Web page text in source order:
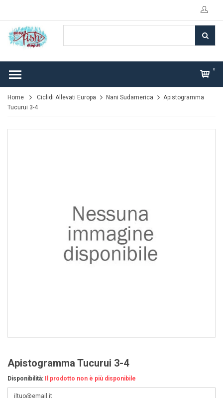
0
Home Ciclidi Allevati Europa Nani Sudamerica
Apistogramma
Tucurui 3-4
Apistogramma Tucurui 3-4
Disponibilità: Il prodotto non è più disponibile